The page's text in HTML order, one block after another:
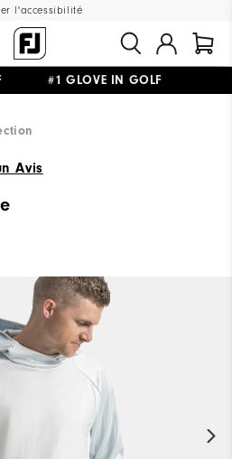
l'accessibilité
#1 GLOVE IN GOLF
Avis